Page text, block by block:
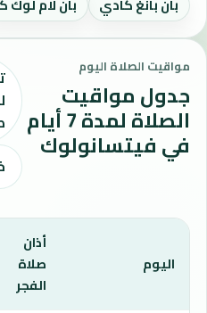
بان بانغ كادي بان لام لوك
مواقيت الصلاة اليوم
جدول مواقيت
الصلاة لمدة 7 أيام
في فيتسانولوك
اليوم
أذان
صلاة
الفجر